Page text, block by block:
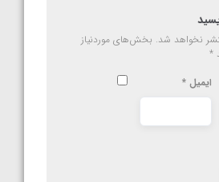
نخواهد شد. بخش‌های موردنیاز
*
ایمیل *